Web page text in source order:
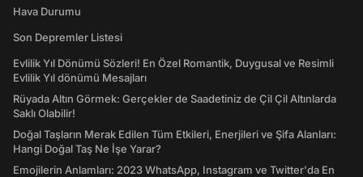
Hava Durumu
Son Depremler Listesi
Evlilik Yıl Dönümü Sözleri! En Özel Romantik, Duygusal ve Resimli
Evlilik Yıl dönümü Mesajları
Rüyada Altın Görmek: Gerçekler de Saadetiniz de Çil Çil Altınlarda
Saklı Olabilir!
Doğal Taşların Merak Edilen Tüm Etkileri, Enerjileri ve Şifa Alanları:
Hangi Doğal Taş Ne İşe Yarar?
Emojilerin Anlamları: 2023 WhatsApp, Instagram ve Twitter'da En